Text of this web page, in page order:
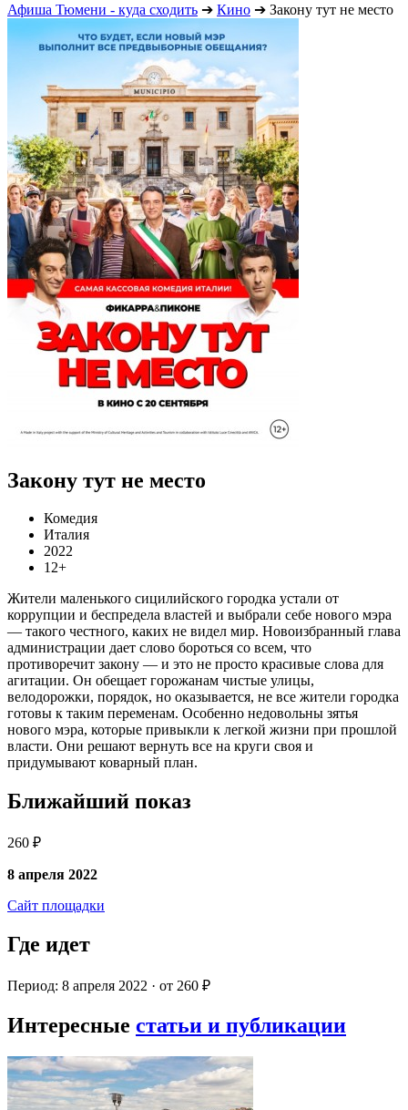
Афиша Тюмени - куда сходить ➔ Кино ➔ Закону тут не место
Закону тут не место
Комедия
Италия
2022
12+
Жители маленького сицилийского городка устали от
коррупции и беспредела властей и выбрали себе нового мэра
— такого честного, каких не видел мир. Новоизбранный глава
администрации дает слово бороться со всем, что
противоречит закону — и это не просто красивые слова для
агитации. Он обещает горожанам чистые улицы,
велодорожки, порядок, но оказывается, не все жители городка
готовы к таким переменам. Особенно недовольны зятья
нового мэра, которые привыкли к легкой жизни при прошлой
власти. Они решают вернуть все на круги своя и
придумывают коварный план.
Ближайший показ
260 ₽
8 апреля 2022
Сайт площадки
Где идет
Период: 8 апреля 2022 · от 260 ₽
Интересные статьи и публикации